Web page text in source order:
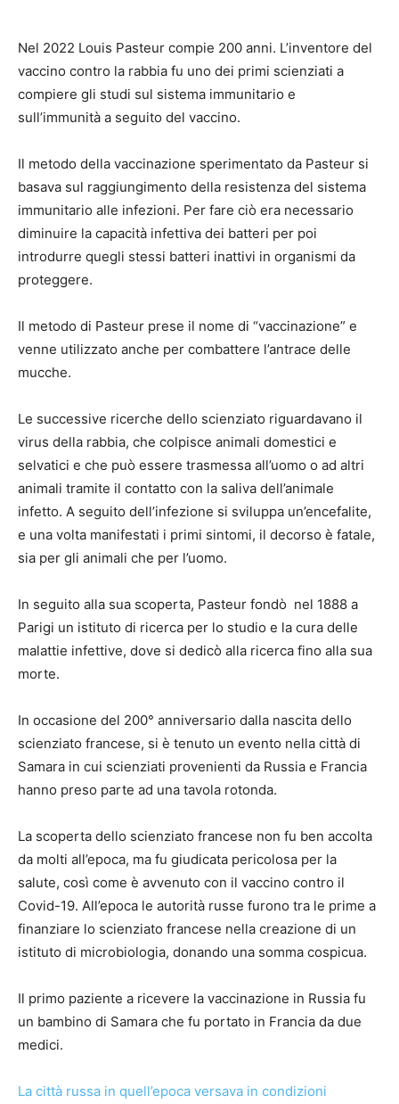
Nel 2022 Louis Pasteur compie 200 anni. L’inventore del
vaccino contro la rabbia fu uno dei primi scienziati a
compiere gli studi sul sistema immunitario e
sull’immunità a seguito del vaccino.
Il metodo della vaccinazione sperimentato da Pasteur si
basava sul raggiungimento della resistenza del sistema
immunitario alle infezioni. Per fare ciò era necessario
diminuire la capacità infettiva dei batteri per poi
introdurre quegli stessi batteri inattivi in organismi da
proteggere.
Il metodo di Pasteur prese il nome di “vaccinazione” e
venne utilizzato anche per combattere l’antrace delle
mucche.
Le successive ricerche dello scienziato riguardavano il
virus della rabbia, che colpisce animali domestici e
selvatici e che può essere trasmessa all’uomo o ad altri
animali tramite il contatto con la saliva dell’animale
infetto. A seguito dell’infezione si sviluppa un’encefalite,
e una volta manifestati i primi sintomi, il decorso è fatale,
sia per gli animali che per l’uomo.
In seguito alla sua scoperta, Pasteur fondò nel 1888 a
Parigi un istituto di ricerca per lo studio e la cura delle
malattie infettive, dove si dedicò alla ricerca fino alla sua
morte.
In occasione del 200° anniversario dalla nascita dello
scienziato francese, si è tenuto un evento nella città di
Samara in cui scienziati provenienti da Russia e Francia
hanno preso parte ad una tavola rotonda.
La scoperta dello scienziato francese non fu ben accolta
da molti all’epoca, ma fu giudicata pericolosa per la
salute, così come è avvenuto con il vaccino contro il
Covid-19. All’epoca le autorità russe furono tra le prime a
finanziare lo scienziato francese nella creazione di un
istituto di microbiologia, donando una somma cospicua.
Il primo paziente a ricevere la vaccinazione in Russia fu
un bambino di Samara che fu portato in Francia da due
medici.
La città russa in quell’epoca versava in condizioni